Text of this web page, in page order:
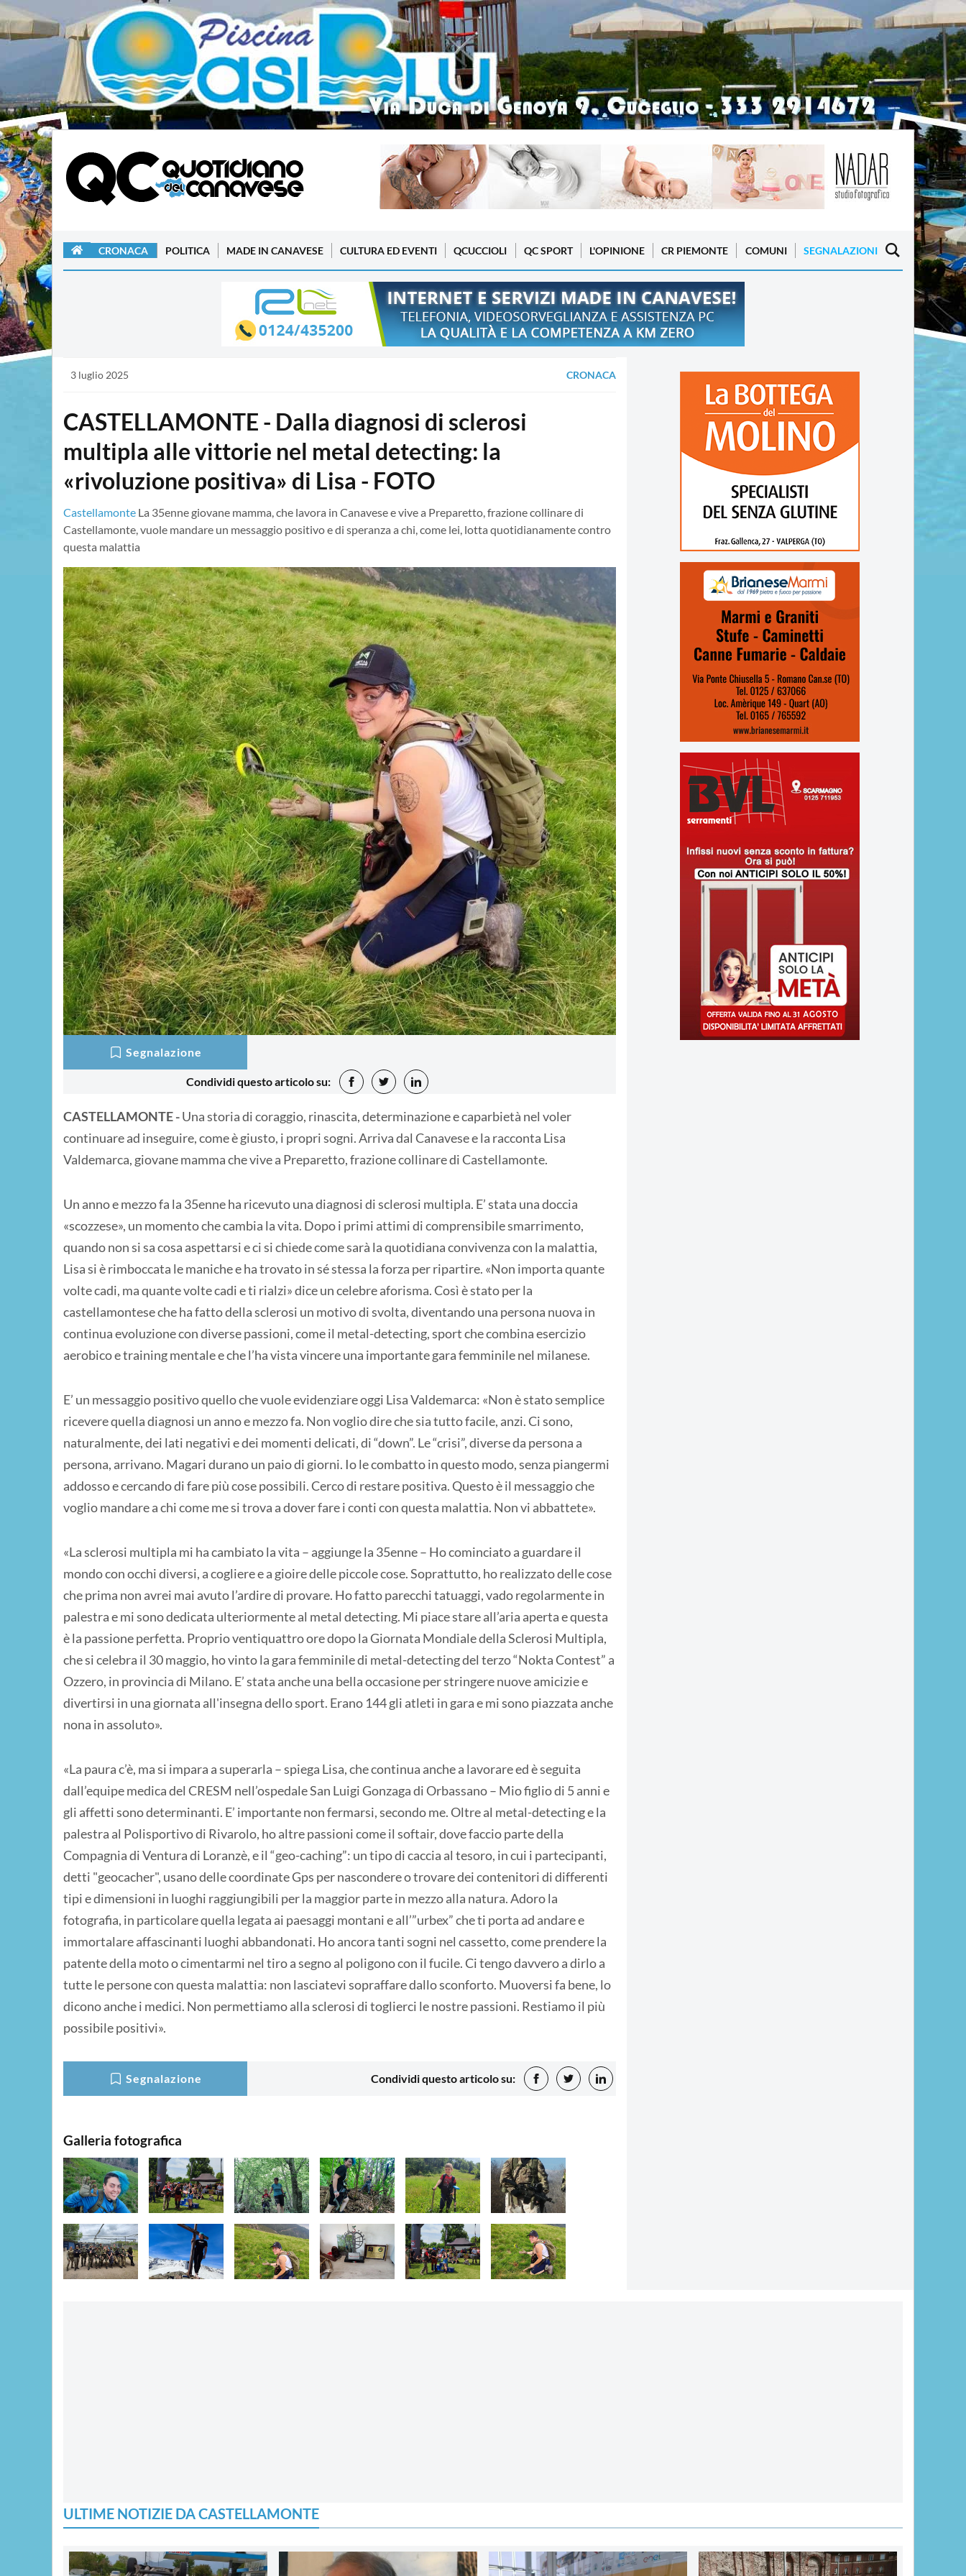
CRONACA POLITICA MADE IN CANAVESE CULTURA ED EVENTI QCUCCIOLI QC SPORT L'OPINIONE CR PIEMONTE COMUNI SEGNALAZIONI
3 luglio 2025 CRONACA
CASTELLAMONTE - Dalla diagnosi di sclerosi
multipla alle vittorie nel metal detecting: la
«rivoluzione positiva» di Lisa - FOTO
Castellamonte La 35enne giovane mamma, che lavora in Canavese e vive a Preparetto, frazione collinare di
Castellamonte, vuole mandare un messaggio positivo e di speranza a chi, come lei, lotta quotidianamente contro
questa malattia
Segnalazione
Condividi questo articolo su:
CASTELLAMONTE -Una storia di coraggio, rinascita, determinazione e caparbietà nel voler
continuare ad inseguire, come è giusto, i propri sogni. Arriva dal Canavese e la racconta Lisa
Valdemarca, giovane mamma che vive a Preparetto, frazione collinare di Castellamonte.
Un anno e mezzo fa la 35enne ha ricevuto una diagnosi di sclerosi multipla. E’ stata una doccia
«scozzese», un momento che cambia la vita. Dopo i primi attimi di comprensibile smarrimento,
quando non si sa cosa aspettarsi e ci si chiede come sarà la quotidiana convivenza con la malattia,
Lisa si è rimboccata le maniche e ha trovato in sé stessa la forza per ripartire. «Non importa quante
volte cadi, ma quante volte cadi e ti rialzi» dice un celebre aforisma. Così è stato per la
castellamontese che ha fatto della sclerosi un motivo di svolta, diventando una persona nuova in
continua evoluzione con diverse passioni, come il metal-detecting, sport che combina esercizio
aerobico e training mentale e che l’ha vista vincere una importante gara femminile nel milanese.
E’ un messaggio positivo quello che vuole evidenziare oggi Lisa Valdemarca: «Non è stato semplice
ricevere quella diagnosi un anno e mezzo fa. Non voglio dire che sia tutto facile, anzi. Ci sono,
naturalmente, dei lati negativi e dei momenti delicati, di “down”. Le “crisi”, diverse da persona a
persona, arrivano. Magari durano un paio di giorni. Io le combatto in questo modo, senza piangermi
addosso e cercando di fare più cose possibili. Cerco di restare positiva. Questo è il messaggio che
voglio mandare a chi come me si trova a dover fare i conti con questa malattia. Non vi abbattete».
«La sclerosi multipla mi ha cambiato la vita – aggiunge la 35enne – Ho cominciato a guardare il
mondo con occhi diversi, a cogliere e a gioire delle piccole cose. Soprattutto, ho realizzato delle cose
che prima non avrei mai avuto l’ardire di provare. Ho fatto parecchi tatuaggi, vado regolarmente in
palestra e mi sono dedicata ulteriormente al metal detecting. Mi piace stare all’aria aperta e questa
è la passione perfetta. Proprio ventiquattro ore dopo la Giornata Mondiale della Sclerosi Multipla,
che si celebra il 30 maggio, ho vinto la gara femminile di metal-detecting del terzo “Nokta Contest” a
Ozzero, in provincia di Milano. E’ stata anche una bella occasione per stringere nuove amicizie e
divertirsi in una giornata all'insegna dello sport. Erano 144 gli atleti in gara e mi sono piazzata anche
nona in assoluto».
«La paura c’è, ma si impara a superarla – spiega Lisa, che continua anche a lavorare ed è seguita
dall’equipe medica del CRESM nell’ospedale San Luigi Gonzaga di Orbassano – Mio figlio di 5 anni e
gli affetti sono determinanti. E’ importante non fermarsi, secondo me. Oltre al metal-detecting e la
palestra al Polisportivo di Rivarolo, ho altre passioni come il softair, dove faccio parte della
Compagnia di Ventura di Loranzè, e il “geo-caching”: un tipo di caccia al tesoro, in cui i partecipanti,
detti "geocacher", usano delle coordinate Gps per nascondere o trovare dei contenitori di differenti
tipi e dimensioni in luoghi raggiungibili per la maggior parte in mezzo alla natura. Adoro la
fotografia, in particolare quella legata ai paesaggi montani e all’”urbex” che ti porta ad andare e
immortalare affascinanti luoghi abbandonati. Ho ancora tanti sogni nel cassetto, come prendere la
patente della moto o cimentarmi nel tiro a segno al poligono con il fucile. Ci tengo davvero a dirlo a
tutte le persone con questa malattia: non lasciatevi sopraffare dallo sconforto. Muoversi fa bene, lo
dicono anche i medici. Non permettiamo alla sclerosi di toglierci le nostre passioni. Restiamo il più
possibile positivi».
Segnalazione Condividi questo articolo su:
Galleria fotografica
ULTIME NOTIZIE DA CASTELLAMONTE